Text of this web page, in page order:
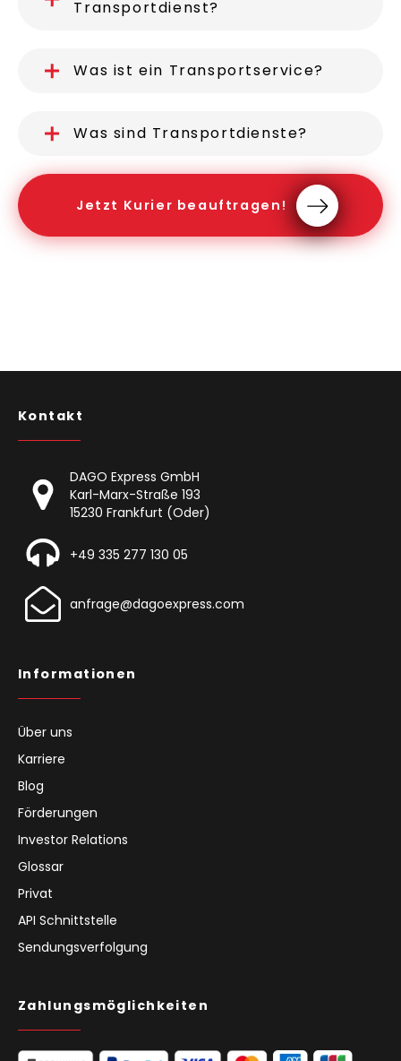
Transportdienst?
Was ist ein Transportservice?
Was sind Transportdienste?
Jetzt Kurier beauftragen!
Kontakt
DAGO Express GmbH
Karl-Marx-Straße 193
15230 Frankfurt (Oder)
+49 335 277 130 05
anfrage@dagoexpress.com
Informationen
Über uns
Karriere
Blog
Förderungen
Investor Relations
Glossar
Privat
API Schnittstelle
Sendungsverfolgung
Zahlungsmöglichkeiten